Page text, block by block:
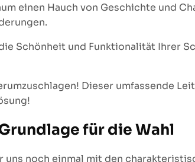
einen Hauch von Geschichte und
Schönheit und Funktionalität Ihrer
Dieser umfassende
für die Wahl
noch einmal mit den